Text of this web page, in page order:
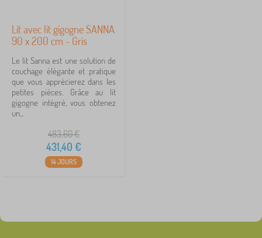
Rechercher dans les filtres
Disponibilité
Type d'offre
Étiquettes
____nouveau_produit_LUKA
Lit avec lit gigogne SANNA
90 x 200 cm - Gris
Le lit Sanna est une solution de
couchage élégante et pratique
que vous apprécierez dans les
petites pièces. Grâce au lit
gigogne intégré, vous obtenez
un...
483,60€
431,40 €
14 JOURS